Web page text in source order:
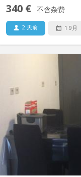
340 € 不含杂费
2 天前 1 9月
Kot tout confort -
cuisson , hôte, four
laver ,
aspirateur,... - 2